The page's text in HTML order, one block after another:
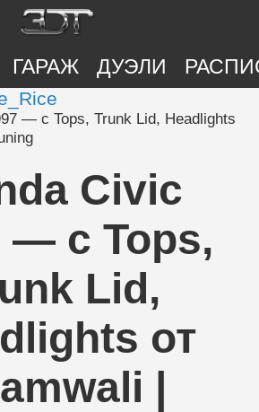
ГАРАЖ ДУЭЛИ
— с Tops, Trunk Lid, Headlights
Civic
— с Tops,
Lid,
от
|